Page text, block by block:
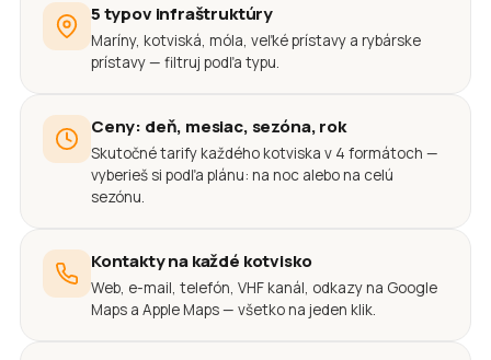
5 typov infraštruktúry
Maríny, kotviská, móla, veľké prístavy a rybárske
prístavy — filtruj podľa typu.
Ceny: deň, mesiac, sezóna, rok
Skutočné tarify každého kotviska v 4 formátoch —
vyberieš si podľa plánu: na noc alebo na celú
sezónu.
Kontakty na každé kotvisko
Web, e-mail, telefón, VHF kanál, odkazy na Google
Maps a Apple Maps — všetko na jeden klik.